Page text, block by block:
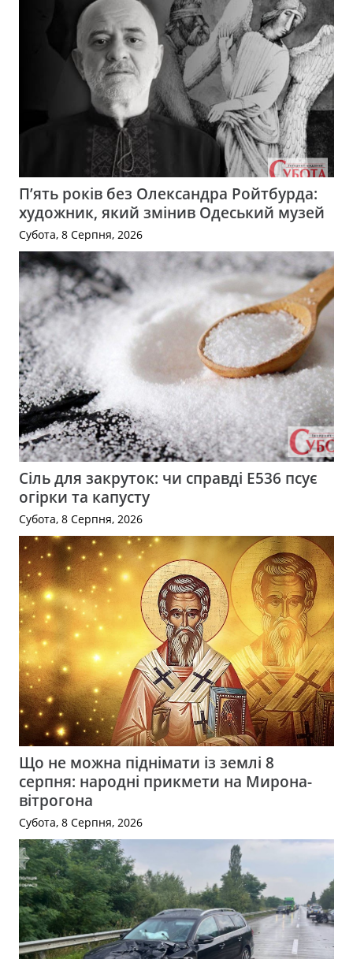
П’ять років без Олександра Ройтбурда:
художник, який змінив Одеський музей
Субота, 8 Серпня, 2026
Сіль для закруток: чи справді Е536 псує
огірки та капусту
Субота, 8 Серпня, 2026
Що не можна піднімати із землі 8
серпня: народні прикмети на Мирона-
вітрогона
Субота, 8 Серпня, 2026